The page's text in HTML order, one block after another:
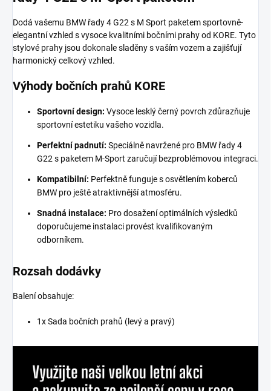
Dodá vašemu BMW řady 4 G22 s M Sport paketem sportovně-
elegantní vzhled s vysoce kvalitními bočními prahy od KORE. Tyto
stylové prahy jsou dokonale sladěny s vaším vozem a zajišťují
harmonický celkový vzhled.
Výhody bočních prahů KORE
Sportovní design: Vysoce lesklý černý povrch zdůrazňuje
sportovní estetiku vašeho vozidla.
Perfektní padnutí: Speciálně navržené pro BMW řady 4
G22 s paketem M-Sport zaručují bezproblémovou integraci.
Kompatibilní: Perfektně funguje s osvětlením koberců
BMW pro ještě atraktivnější atmosféru.
Snadná instalace: Pro dosažení optimálních výsledků
doporučujeme instalaci provést kvalifikovaným
odborníkem.
Rozsah dodávky
Balení obsahuje:
1x Sada bočních prahů (levý a pravý)